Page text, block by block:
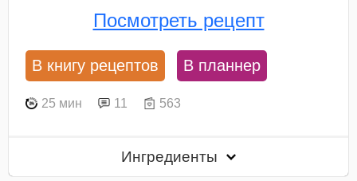
Посмотреть рецепт
В книгу рецептов В планнер
25 мин 11 563
Ингредиенты